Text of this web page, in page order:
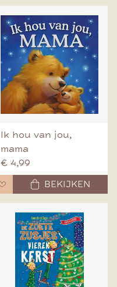
Ik hou van jou,
mama
€ 4,99
BEKIJKEN